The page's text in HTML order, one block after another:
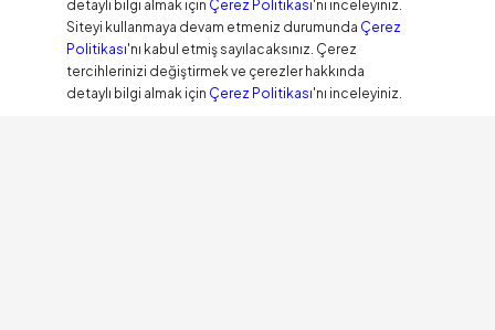
detaylı bilgi almak için Çerez Politikası'nı inceleyiniz.
Siteyi kullanmaya devam etmeniz durumunda Çerez
Politikası'nı kabul etmiş sayılacaksınız. Çerez
tercihlerinizi değiştirmek ve çerezler hakkında
detaylı bilgi almak için Çerez Politikası'nı inceleyiniz.